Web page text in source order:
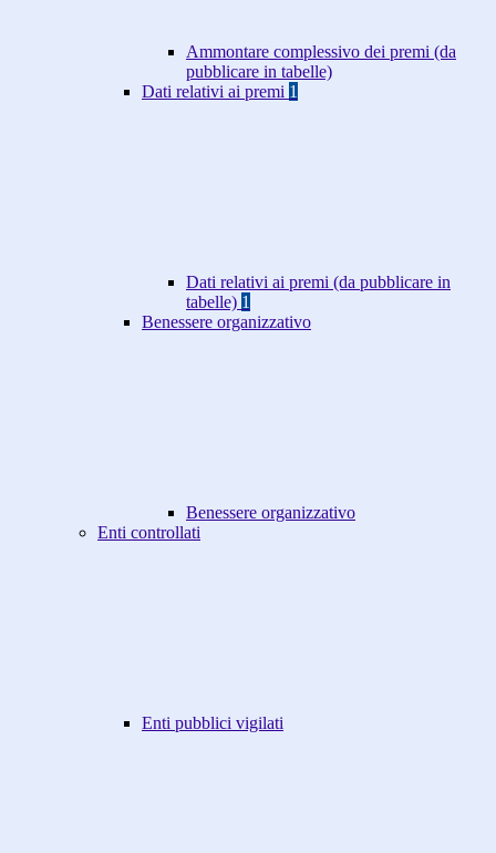
Ammontare complessivo dei premi (da
pubblicare in tabelle)
Dati relativi ai premi 1
Dati relativi ai premi (da pubblicare in
tabelle) 1
Benessere organizzativo
Benessere organizzativo
Enti controllati
Enti pubblici vigilati